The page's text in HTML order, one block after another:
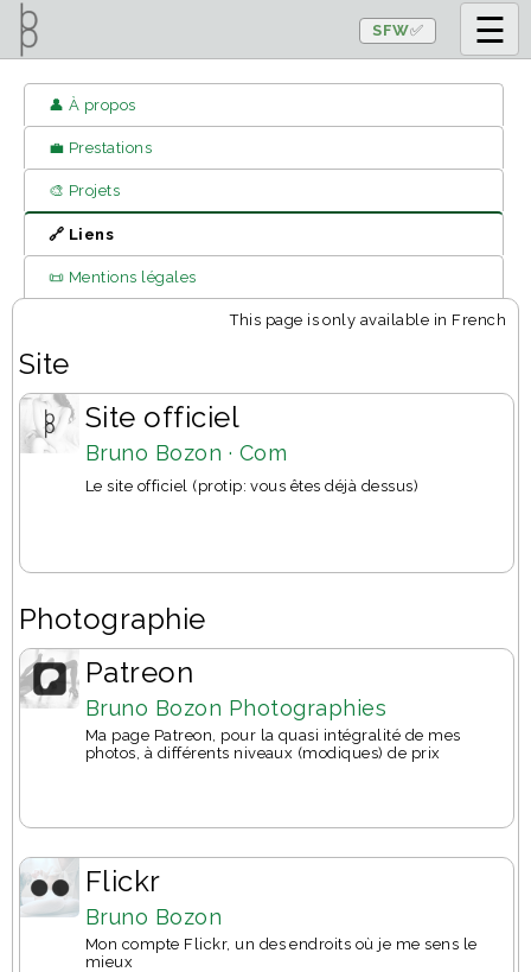
SFW✅
👤 À propos
💼 Prestations
🎨 Projets
🔗 Liens
📜 Mentions légales
This page is only available in French
Site
Site officiel
Bruno Bozon · Com
Le site officiel (protip: vous êtes déjà dessus)
Photographie
Patreon
Bruno Bozon Photographies
Ma page Patreon, pour la quasi intégralité de mes
photos, à différents niveaux (modiques) de prix
Flickr
Bruno Bozon
Mon compte Flickr, un des endroits où je me sens le
mieux